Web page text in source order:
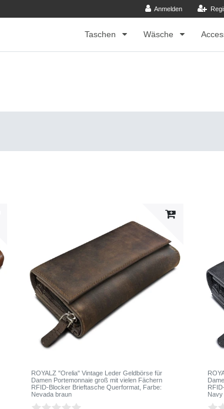
Anmelden
Taschen Wäsche
ROYALZ "Orelia" Vintage Leder Geldbörse für
Damen Portemonnaie groß mit vielen Fächern
RFID-Blocker Brieftasche Querformat , Farbe:
Nevada braun